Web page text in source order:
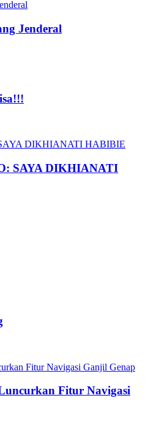
Jenderal
SAYA DIKHIANATI
Fitur Navigasi